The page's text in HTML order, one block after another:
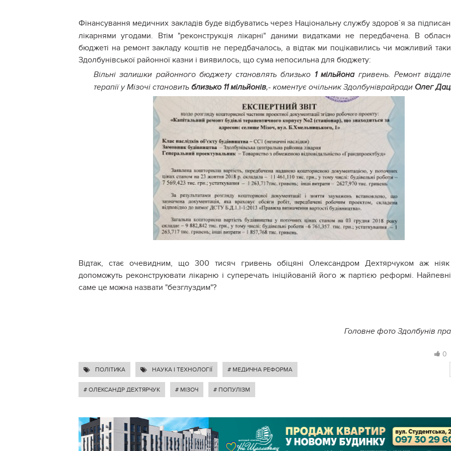
Фінансування медичних закладів буде відбуватись через Національну службу здоров`я за
лікарнями угодами. Втім "реконструкція лікарні" даними видатками не передбачена. В
бюджеті на ремонт закладу коштів не передбачалось, а відтак ми поцікавились чи можливий
Здолбунівської районної казни і виявилось, що сума непосильна для бюджету:
Вільні залишки районного бюджету становлять близько 1 мільйонагривень. Ремонт
терапії у Мізочі становить близько 11 мільйонів,- коментує очільник Здолбуніврайради Олег
Відтак, стає очевидним, що 300 тисяч гривень обіцяні Олександром Дехтярчуком аж
допоможуть реконструювати лікарню і суперечать ініційованій його ж партією реформі.
саме це можна назвати "безглуздим"?
Головне фото Здолбунів
0
ПОЛІТИКА НАУКА І ТЕХНОЛОГІЇ # МЕДИЧНА РЕФОРМА
# ОЛЕКСАНДР ДЕХТЯРЧУК # МІЗОЧ # ПОПУЛІЗМ